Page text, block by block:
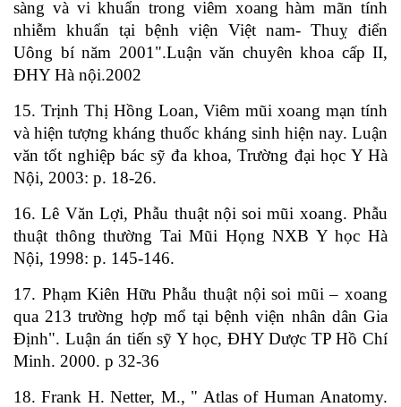
sàng và vi khuẩn trong viêm xoang hàm mãn tính
nhiễm khuẩn tại bệnh viện Việt nam- Thuỵ điển
Uông bí năm 2001".Luận văn chuyên khoa cấp II,
ĐHY Hà nội.2002
15. Trịnh Thị Hồng Loan, Viêm mũi xoang mạn tính
và hiện tượng kháng thuốc kháng sinh hiện nay. Luận
văn tốt nghiệp bác sỹ đa khoa, Trường đại học Y Hà
Nội, 2003: p. 18-26.
16. Lê Văn Lợi, Phẫu thuật nội soi mũi xoang. Phẫu
thuật thông thường Tai Mũi Họng NXB Y học Hà
Nội, 1998: p. 145-146.
17. Phạm Kiên Hữu Phẫu thuật nội soi mũi – xoang
qua 213 trường hợp mổ tại bệnh viện nhân dân Gia
Định". Luận án tiến sỹ Y học, ĐHY Dược TP Hồ Chí
Minh. 2000. p 32-36
18. Frank H. Netter, M., " Atlas of Human Anatomy.